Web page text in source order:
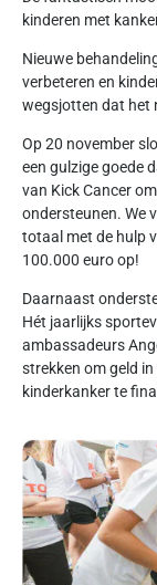
kinderen met
Nieuwe
verbeteren en
wegsjotten dat het
Op 20 november
een gulzige goede
van Kick Cancer
ondersteunen. We
totaal met de hulp
100.000 euro op!
Daarnaast
Hét jaarlijks
ambassadeurs
strekken om geld
kinderkanker te